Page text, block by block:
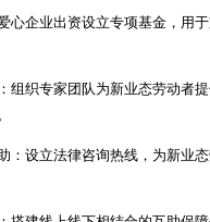
心企业出资设立专项基金，用
组织专家团队为新业态劳动者
：设立法律咨询热线，为新业